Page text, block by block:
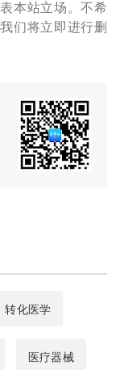
本站立场。不希
们将立即进行删
转化医学
医疗器械